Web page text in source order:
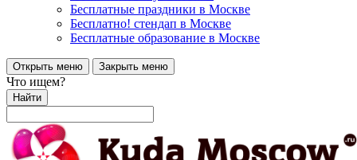
Бесплатные праздники в Москве
Бесплатно! стендап в Москве
Бесплатные образование в Москве
Открыть меню Закрыть меню
Что ищем?
Найти